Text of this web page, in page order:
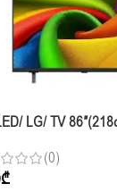
LG/ TV
TV 2026
(0)
₾